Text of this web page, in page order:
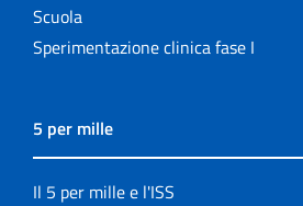
Scuola
Sperimentazione clinica fase I
5 per mille
Il 5 per mille e l'ISS